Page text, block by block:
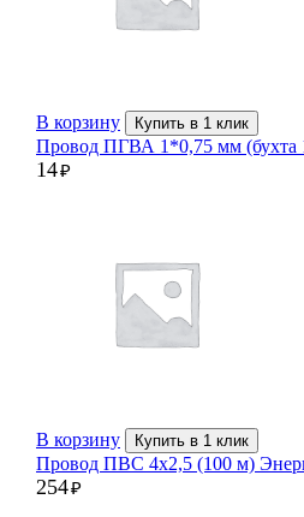
В корзину Купить в 1 клик
Провод ПГВА 1*0,75 мм (бухта
14₽
В корзину Купить в 1 клик
Провод ПВС 4х2,5 (100 м)
254₽